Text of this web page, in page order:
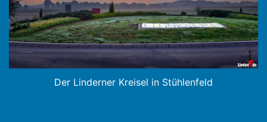
Der Linderner Kreisel in Stühlenfeld